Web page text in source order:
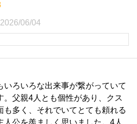
2026/06/04
いろいろな出来事が繋がっていて
。父親4人とも個性があり、クス
も多く、それでいてとても頼れる
人公を羨ましく思いました。4人